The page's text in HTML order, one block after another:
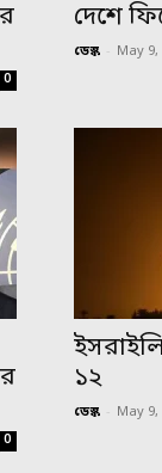
0
দেশে
ডেস্ক - May 9,
0
১২
ডেস্ক - May 9,